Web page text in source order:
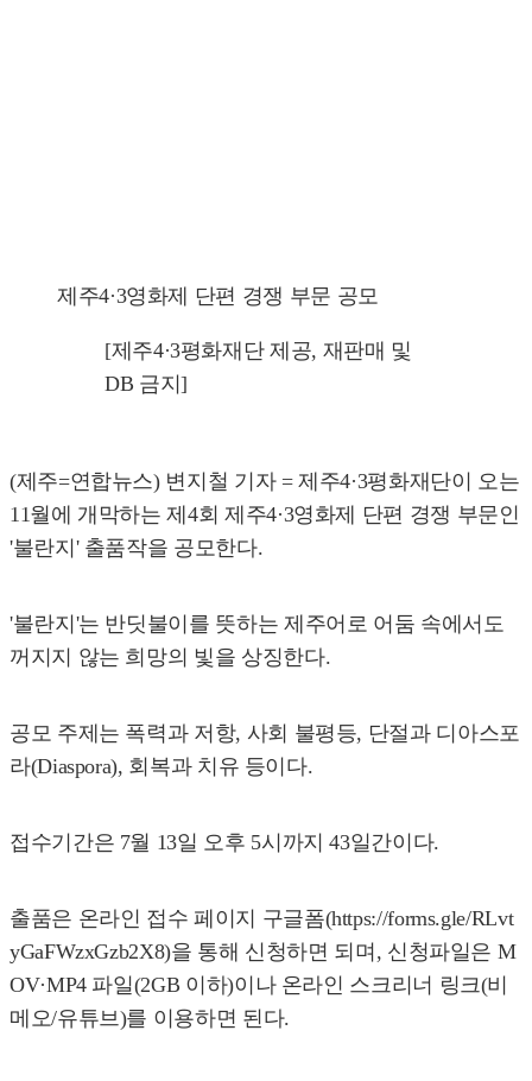
제주4·3영화제 단편 경쟁 부문 공모
[제주4·3평화재단 제공, 재판매 및
DB 금지]
(제주=연합뉴스) 변지철 기자 = 제주4·3평화재단이 오는
11월에 개막하는 제4회 제주4·3영화제 단편 경쟁 부문인
'불란지' 출품작을 공모한다.
'불란지'는 반딧불이를 뜻하는 제주어로 어둠 속에서도
꺼지지 않는 희망의 빛을 상징한다.
공모 주제는 폭력과 저항, 사회 불평등, 단절과 디아스포
라(Diaspora), 회복과 치유 등이다.
접수기간은 7월 13일 오후 5시까지 43일간이다.
출품은 온라인 접수 페이지 구글폼(https://forms.gle/RLvt
yGaFWzxGzb2X8)을 통해 신청하면 되며, 신청파일은 M
OV·MP4 파일(2GB 이하)이나 온라인 스크리너 링크(비
메오/유튜브)를 이용하면 된다.